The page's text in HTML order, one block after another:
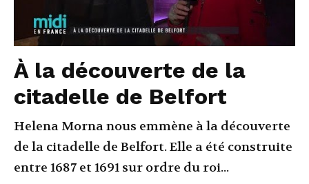
À la découverte de la
citadelle de Belfort
Helena Morna nous emmène à la découverte
de la citadelle de Belfort. Elle a été construite
entre 1687 et 1691 sur ordre du roi...